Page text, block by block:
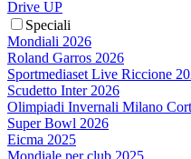
Drive UP
Speciali
Mondiali 2026
Roland Garros 2026
Sportmediaset Live Riccione
Scudetto Inter 2026
Olimpiadi Invernali Milano
Super Bowl 2026
Eicma 2025
Mondiale per club 2025